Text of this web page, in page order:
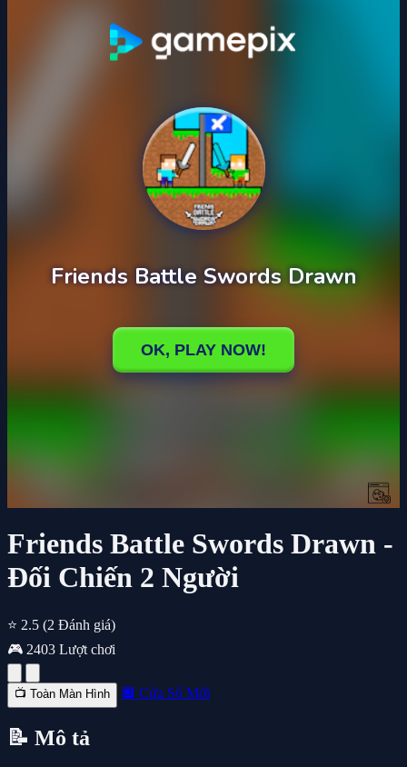
Friends Battle Swords Drawn -
Đối Chiến 2 Người
⭐ 2.5 (2 Đánh giá)
🎮 2403 Lượt chơi
📺 Toàn Màn Hình 🔲 Cửa Sổ Mới
📝 Mô tả